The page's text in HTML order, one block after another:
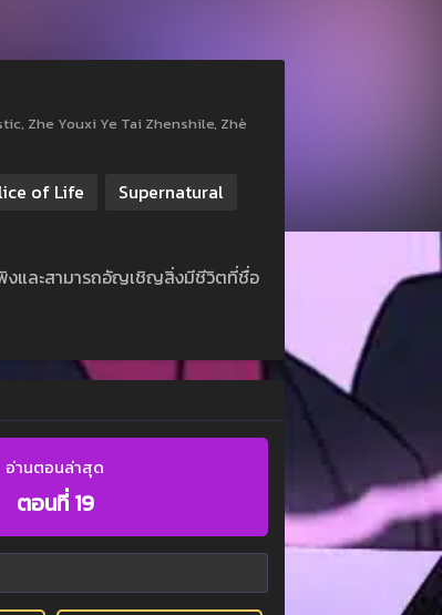
Zhe Youxi Ye Tai Zhenshile, Zhè
of Life Supernatural
งและสามารถอัญเชิญสิ่งมีชีวิตที่ชื่อ
อ่านตอนล่าสุด
ตอนที่ 19